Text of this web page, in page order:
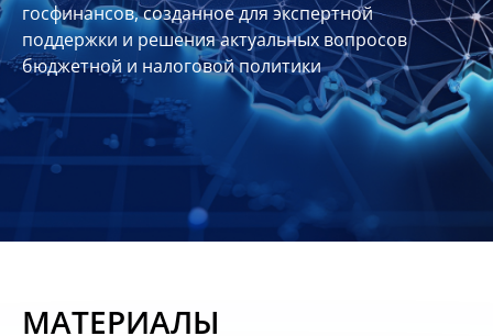
Участники
Планы
отчеты
Контакты
госфинансов, созданное для экспертной
поддержки и решения актуальных вопросов
бюджетной и налоговой политики
МАТЕРИАЛЫ